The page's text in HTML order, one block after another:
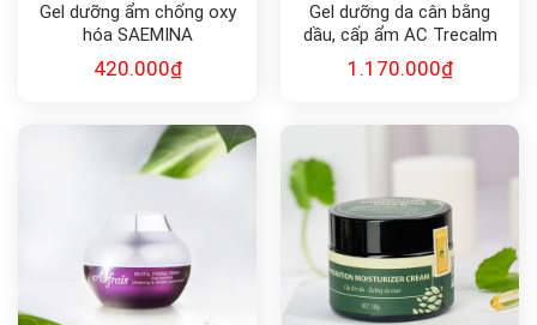
Gel dưỡng ẩm chống oxy
hóa SAEMINA
REVITALIZING SIGNAL
420.000₫
Gel dưỡng da cân bằng
dầu, cấp ẩm AC Trecalm
Cell Fushion C
1.170.000₫